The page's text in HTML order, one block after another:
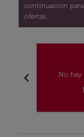
continuación
ofertas.
chevron_left
No hay